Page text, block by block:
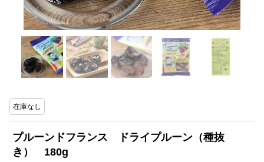
在庫なし
プルーンドフランス ドライプルーン（種抜
き） 180g